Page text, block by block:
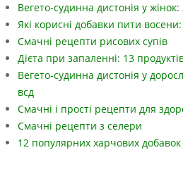
Вегето-судинна дистонія у
Які корисні добавки пити
Смачні рецепти рисових супів
Дієта при запаленні: 13
Вегето-судинна дистонія у
всд
Смачні і прості рецепти для
Смачні рецепти з селери
12 популярних харчових